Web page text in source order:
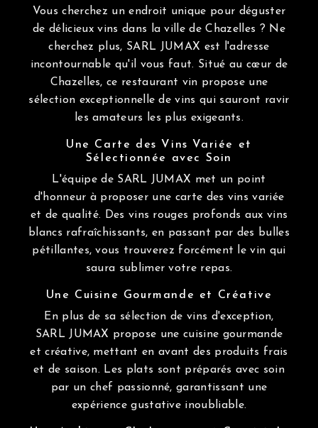
Vous cherchez un endroit unique pour déguster
de délicieux vins dans la ville de Chazelles ? Ne
cherchez plus, SARL JUMAX est l'adresse
incontournable qu'il vous faut. Situé au cœur de
Chazelles, ce restaurant vin propose une
sélection exceptionnelle de vins qui sauront ravir
les amateurs les plus exigeants.
Une Carte des Vins Variée et
Sélectionnée avec Soin
L'équipe de SARL JUMAX met un point
d'honneur à proposer une carte des vins variée
et de qualité. Des vins rouges profonds aux vins
blancs rafraîchissants, en passant par des bulles
pétillantes, vous trouverez forcément le vin qui
saura sublimer votre repas.
Une Cuisine Gourmande et Créative
En plus de sa sélection de vins d'exception,
SARL JUMAX propose une cuisine gourmande
et créative, mettant en avant des produits frais
et de saison. Les plats sont préparés avec soin
par un chef passionné, garantissant une
expérience gustative inoubliable.